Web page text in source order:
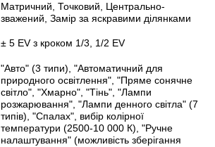
Матричний, Точковий, Центрально-
зважений, Замір за яскравими ділянками
± 5 EV з кроком 1/3, 1/2 EV
"Авто" (3 типи), "Автоматичний для
природного освітлення", "Пряме сонячне
світло", "Хмарно", "Тінь", "Лампи
розжарювання", "Лампи денного світла" (7
типів), "Спалах", вибір колірної
температури (2500-10 000 К), "Ручне
налаштування" (можливість зберігання